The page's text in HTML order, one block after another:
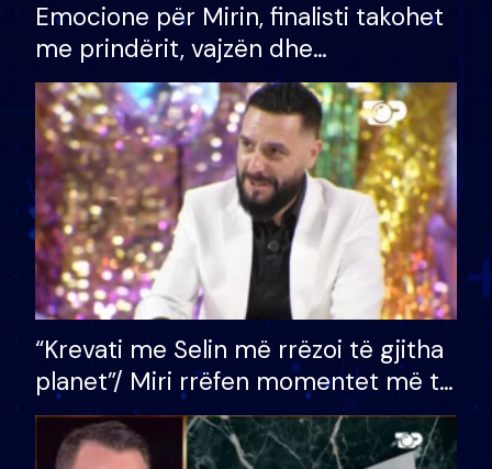
Emocione për Mirin, finalisti takohet
me prindërit, vajzën dhe
bashkëshorten: S’kemi ndonjë letër
divorci apo jo?
“Krevati me Selin më rrëzoi të gjitha
planet”/ Miri rrëfen momentet më të
bukura në shtëpinë e BB VIP: Do më
mungojë zilja e mëngjesit kur…